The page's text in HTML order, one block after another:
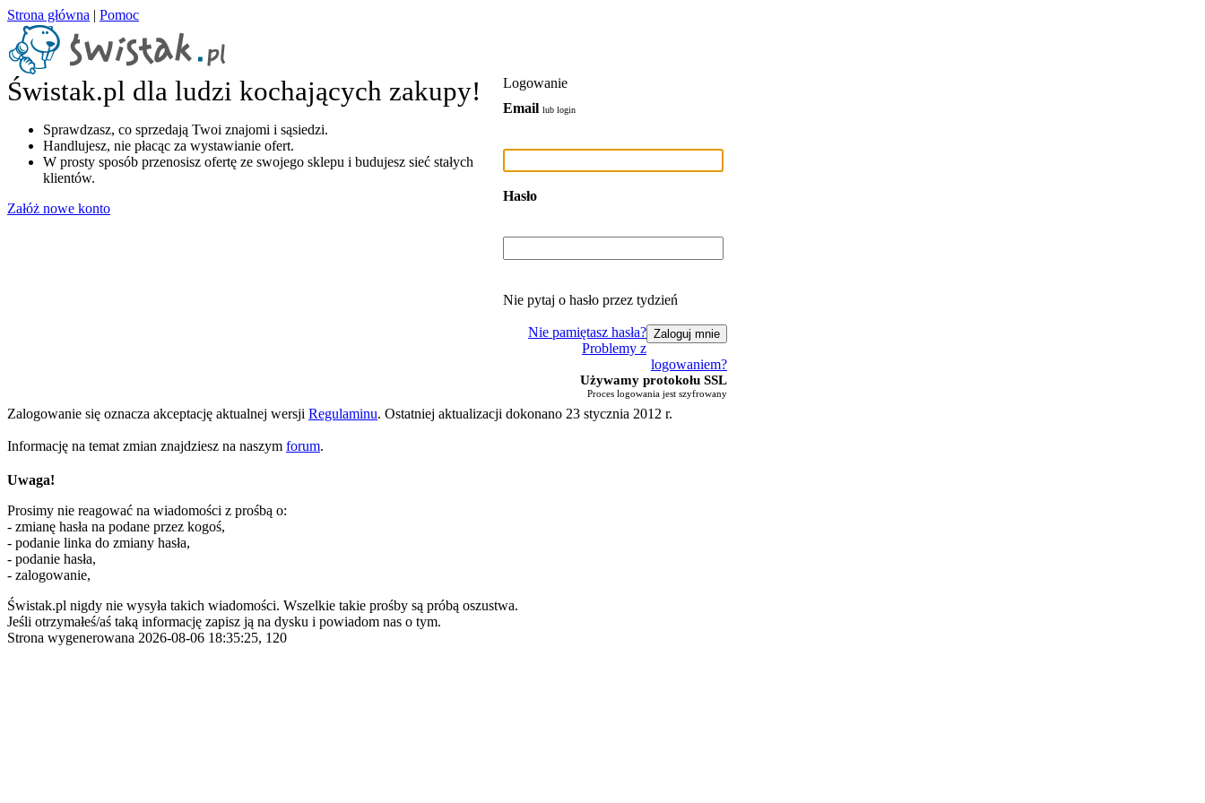
Strona główna | Pomoc
Świstak.pl dla ludzi kochających zakupy!
Sprawdzasz, co sprzedają Twoi znajomi i sąsiedzi.
Handlujesz, nie płacąc za wystawianie ofert.
W prosty sposób przenosisz ofertę ze swojego sklepu i budujesz sieć stałych
klientów.
Załóż nowe konto
Logowanie
Email lub login
Hasło
Nie pytaj o hasło przez tydzień
Nie pamiętasz hasła?
Problemy z
logowaniem?
Używamy protokołu SSL
Proces logowania jest szyfrowany
Zalogowanie się oznacza akceptację aktualnej wersji Regulaminu. Ostatniej aktualizacji dokonano 23 stycznia 2012 r.
Informację na temat zmian znajdziesz na naszym forum.
Uwaga!
Prosimy nie reagować na wiadomości z prośbą o:
- zmianę hasła na podane przez kogoś,
- podanie linka do zmiany hasła,
- podanie hasła,
- zalogowanie,
Świstak.pl nigdy nie wysyła takich wiadomości. Wszelkie takie prośby są próbą oszustwa.
Jeśli otrzymałeś/aś taką informację zapisz ją na dysku i powiadom nas o tym.
Strona wygenerowana 2026-08-06 18:35:25, 120